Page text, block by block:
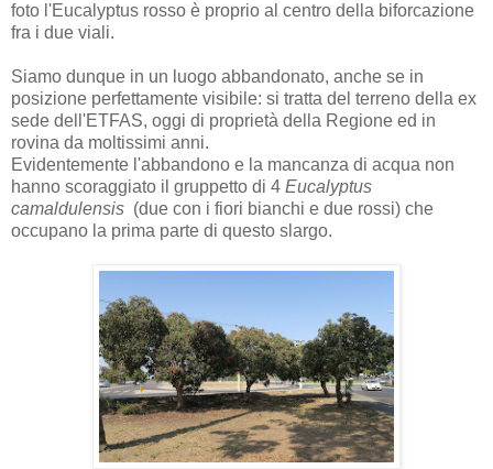
foto l'Eucalyptus rosso è proprio al centro della biforcazione
fra i due viali.
Siamo dunque in un luogo abbandonato, anche se in
posizione perfettamente visibile: si tratta del terreno della ex
sede dell'ETFAS, oggi di proprietà della Regione ed in
rovina da moltissimi anni.
Evidentemente l'abbandono e la mancanza di acqua non
hanno scoraggiato il gruppetto di 4 Eucalyptus
camaldulensis (due con i fiori bianchi e due rossi) che
occupano la prima parte di questo slargo.